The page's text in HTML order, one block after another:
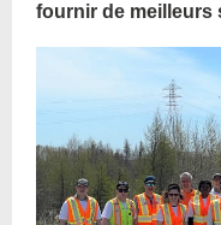
fournir de meilleurs